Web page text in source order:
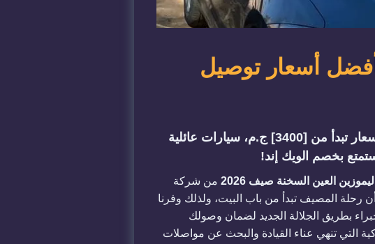
صيف 2026: استمتع بأفضل أسعار توصيل
ابدأ مصيفك بلقطة! احجز ليموزين العين السخنة صيف 2026 مع سلام ليموزين. أسعار تبدأ من [3400] ج.م، سيارات عائلية
ليموزين العين السخنة صيف 2026
من شركة
رحلة المصيف تبدأ من باب البيت، ولذلك وفرنا
بطريق الجلالة الجديد لضمان وصولك
التي تنهي عناء القيادة والبحث عن مواصلات